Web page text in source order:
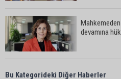
devamına
Adana’da
Bu Kategorideki Diğer Haberler